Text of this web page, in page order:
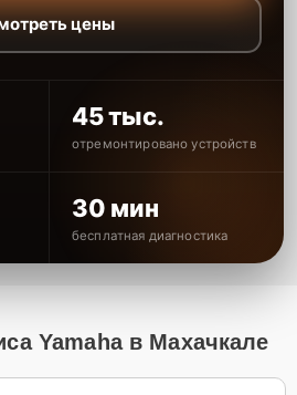
цены
45 тыс.
отремонтировано устройств
30 мин
бесплатная диагностика
Yamaha в Махачкале